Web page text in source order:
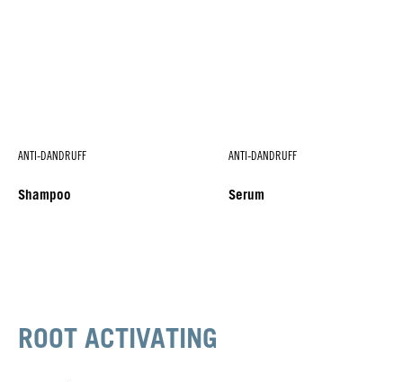
ANTI-DANDRUFF
Shampoo
ANTI-DANDRUFF
Serum
ROOT ACTIVATING